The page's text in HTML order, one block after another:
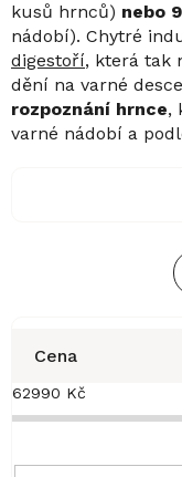
kusů hrnců) nebo
nádobí). Chytré
digestoří, která tak
dění na varné
rozpoznání hrnce,
varné nádobí a
Cena
62990 Kč